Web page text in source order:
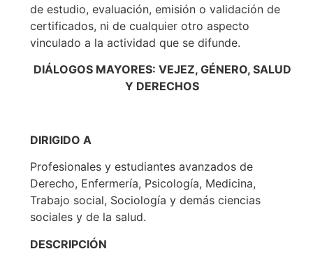
de estudio, evaluación, emisión o validación de
certificados, ni de cualquier otro aspecto
vinculado a la actividad que se difunde.
DIÁLOGOS MAYORES: VEJEZ, GÉNERO, SALUD
Y DERECHOS
DIRIGIDO A
Profesionales y estudiantes avanzados de
Derecho, Enfermería, Psicología, Medicina,
Trabajo social, Sociología y demás ciencias
sociales y de la salud.
DESCRIPCIÓN